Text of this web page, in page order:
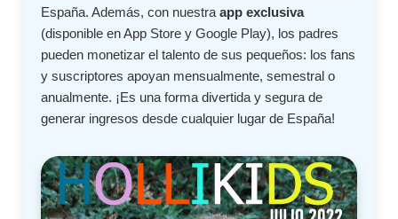
España. Además, con nuestraapp exclusiva
(disponible en App Store y Google Play), los padres
pueden monetizar el talento de sus pequeños: los fans
y suscriptores apoyan mensualmente, semestral o
anualmente. ¡Es una forma divertida y segura de
generar ingresos desde cualquier lugar de España!